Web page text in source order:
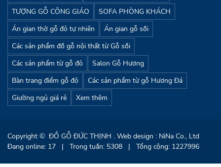
TƯỢNG GỖ CÔNG GIÁO
SOFA PHÒNG KHÁCH
Án gian thờ gỗ đỏ tự nhiên
Án gian gỗ sồi
Các sản phẩm đồ gỗ nội thất từ Gỗ sồi
Các sản phẩm từ gỗ đỏ
Salon Gỗ Hương
Bàn trang điểm gỗ đỏ
Các sản phẩm từ gỗ Hương Đá
Giường ngủ giá rẻ
Xem thêm
Copyright © ĐỒ GỖ ĐỨC THỊNH . Web design : NiNa Co., Ltd
Đang online: 17
| Trong tuần: 5308 | Tổng cộng: 1227996